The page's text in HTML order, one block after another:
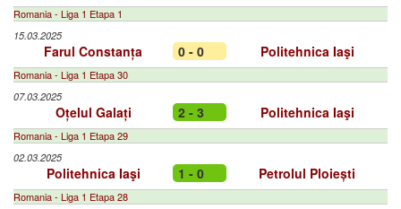
Romania - Liga 1 Etapa 1
15.03.2025
Farul Constanța 0 - 0 Politehnica Iaşi
Romania - Liga 1 Etapa 30
07.03.2025
Oțelul Galați 2 - 3 Politehnica Iaşi
Romania - Liga 1 Etapa 29
02.03.2025
Politehnica Iaşi 1 - 0 Petrolul Ploiești
Romania - Liga 1 Etapa 28